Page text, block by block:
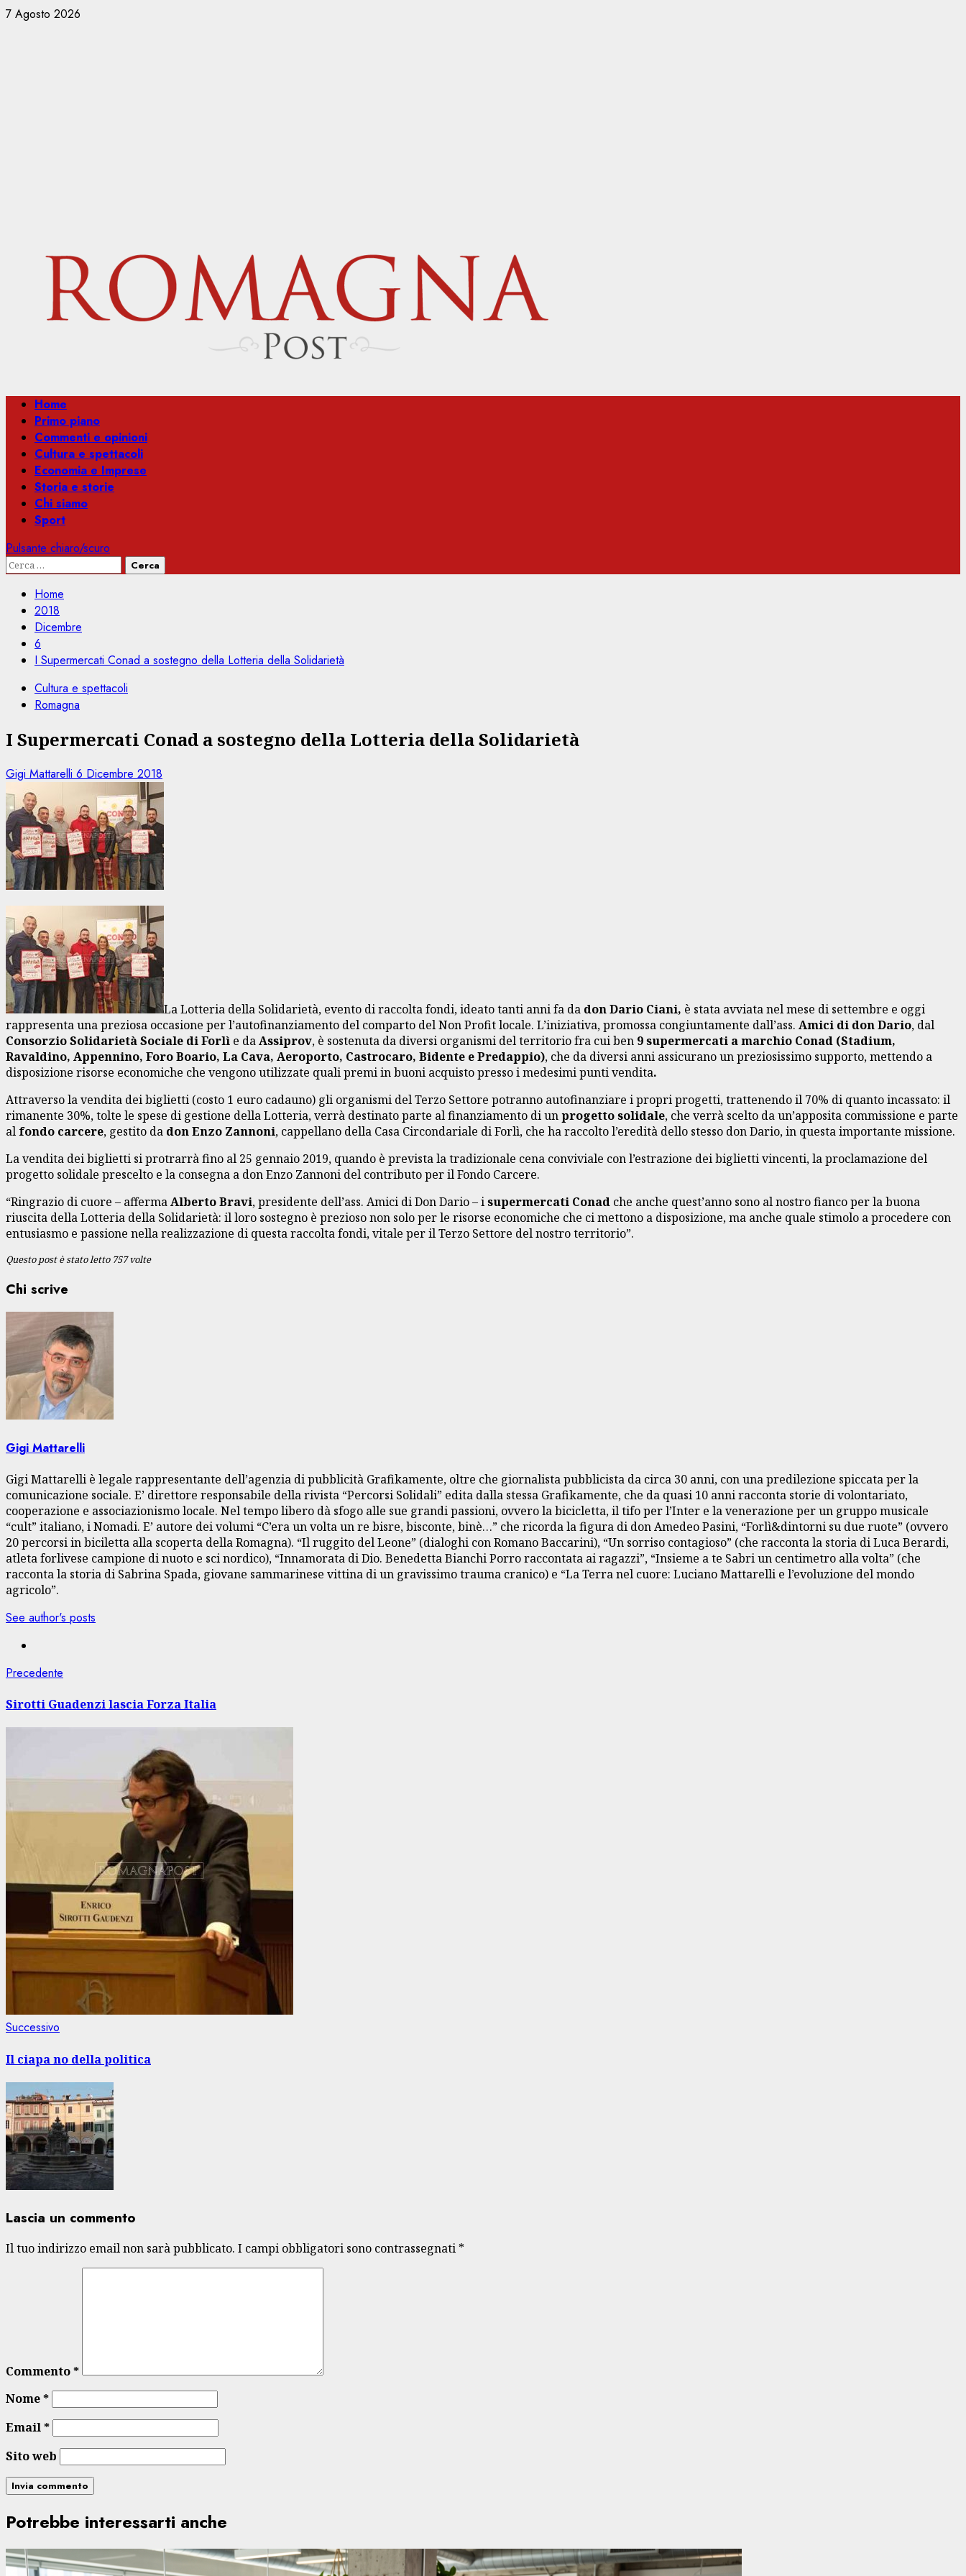
Vai
7 Agosto 2026
Menu
principale
Home
Primo piano
Commenti e opinioni
Cultura e spettacoli
Economia e Imprese
Storia e storie
Chi siamo
Sport
Pulsante chiaro/scuro
Ricerca
Home
2018
Dicembre
6
I Supermercati Conad a sostegno della Lotteria della Solidarietà
Cultura e spettacoli
Romagna
I Supermercati Conad a sostegno della Lotteria della Solidarietà
Gigi Mattarelli 6 Dicembre 2018
La Lotteria della Solidarietà, evento di raccolta fondi, ideato tanti anni fa da don Dario Ciani, è stata avviata nel mese di settembre e oggi
rappresenta una preziosa occasione per l’autofinanziamento del comparto del Non Profit locale. L’iniziativa, promossa congiuntamente dall’ass. Amici di don Dario, dal
Consorzio Solidarietà Sociale di Forlì e daAssiprov, è sostenuta da diversi organismi del territorio fra cui ben 9 supermercati a marchio Conad (Stadium,
Ravaldino, Appennino, Foro Boario, La Cava, Aeroporto, Castrocaro, Bidente e Predappio), che da diversi anni assicurano un preziosissimo supporto, mettendo a
disposizione risorse economiche che vengono utilizzate quali premi in buoni acquisto presso i medesimi punti vendita.
Attraverso la vendita dei biglietti (costo 1 euro cadauno) gli organismi del Terzo Settore potranno autofinanziare i propri progetti, trattenendo il 70% di quanto incassato: il
rimanente 30%, tolte le spese di gestione della Lotteria, verrà destinato parte al finanziamento di unprogetto solidale, che verrà scelto da un’apposita commissione e parte
al fondo carcere, gestito da don Enzo Zannoni, cappellano della Casa Circondariale di Forlì, che ha raccolto l’eredità dello stesso don Dario, in questa importante missione.
La vendita dei biglietti si protrarrà fino al 25 gennaio 2019, quando è prevista la tradizionale cena conviviale con l’estrazione dei biglietti vincenti, la proclamazione del
progetto solidale prescelto e la consegna a don Enzo Zannoni del contributo per il Fondo Carcere.
“Ringrazio di cuore – affermaAlberto Bravi, presidente dell’ass. Amici di Don Dario – isupermercati Conad che anche quest’anno sono al nostro fianco per la buona
riuscita della Lotteria della Solidarietà: il loro sostegno è prezioso non solo per le risorse economiche che ci mettono a disposizione, ma anche quale stimolo a procedere con
entusiasmo e passione nella realizzazione di questa raccolta fondi, vitale per il Terzo Settore del nostro territorio”.
Questo post è stato letto 757 volte
Chi scrive
Gigi Mattarelli
Gigi Mattarelli è legale rappresentante dell’agenzia di pubblicità Grafikamente, oltre che giornalista pubblicista da circa 30 anni, con una predilezione spiccata per la
comunicazione sociale. E’ direttore responsabile della rivista “Percorsi Solidali” edita dalla stessa Grafikamente, che da quasi 10 anni racconta storie di volontariato,
cooperazione e associazionismo locale. Nel tempo libero dà sfogo alle sue grandi passioni, ovvero la bicicletta, il tifo per l’Inter e la venerazione per un gruppo musicale
“cult” italiano, i Nomadi. E’ autore dei volumi “C’era un volta un re bisre, bisconte, binè…” che ricorda la figura di don Amedeo Pasini, “Forlì&dintorni su due ruote” (ovvero
20 percorsi in biciletta alla scoperta della Romagna). “Il ruggito del Leone” (dialoghi con Romano Baccarini), “Un sorriso contagioso” (che racconta la storia di Luca Berardi,
atleta forlivese campione di nuoto e sci nordico), “Innamorata di Dio. Benedetta Bianchi Porro raccontata ai ragazzi”, “Insieme a te Sabri un centimetro alla volta” (che
racconta la storia di Sabrina Spada, giovane sammarinese vittina di un gravissimo trauma cranico) e “La Terra nel cuore: Luciano Mattarelli e l’evoluzione del mondo
agricolo”.
See author's posts
Navigazione
articolo
Precedente
Sirotti Guadenzi lascia Forza Italia
Successivo
Il ciapa no della politica
Lascia un commento
Il tuo indirizzo email non sarà pubblicato. I campi obbligatori sono contrassegnati *
Commento*
Nome*
Email*
Sito web
Potrebbe interessarti anche